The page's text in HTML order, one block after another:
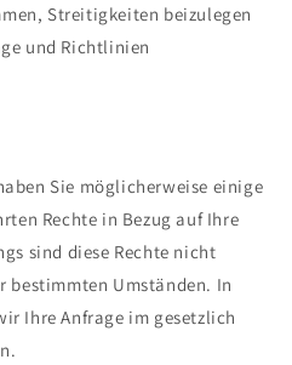
Streitigkeiten beizulegen
und Richtlinien
Sie möglicherweise einige
Rechte in Bezug auf Ihre
sind diese Rechte nicht
bestimmten Umständen. In
Ihre Anfrage im gesetzlich